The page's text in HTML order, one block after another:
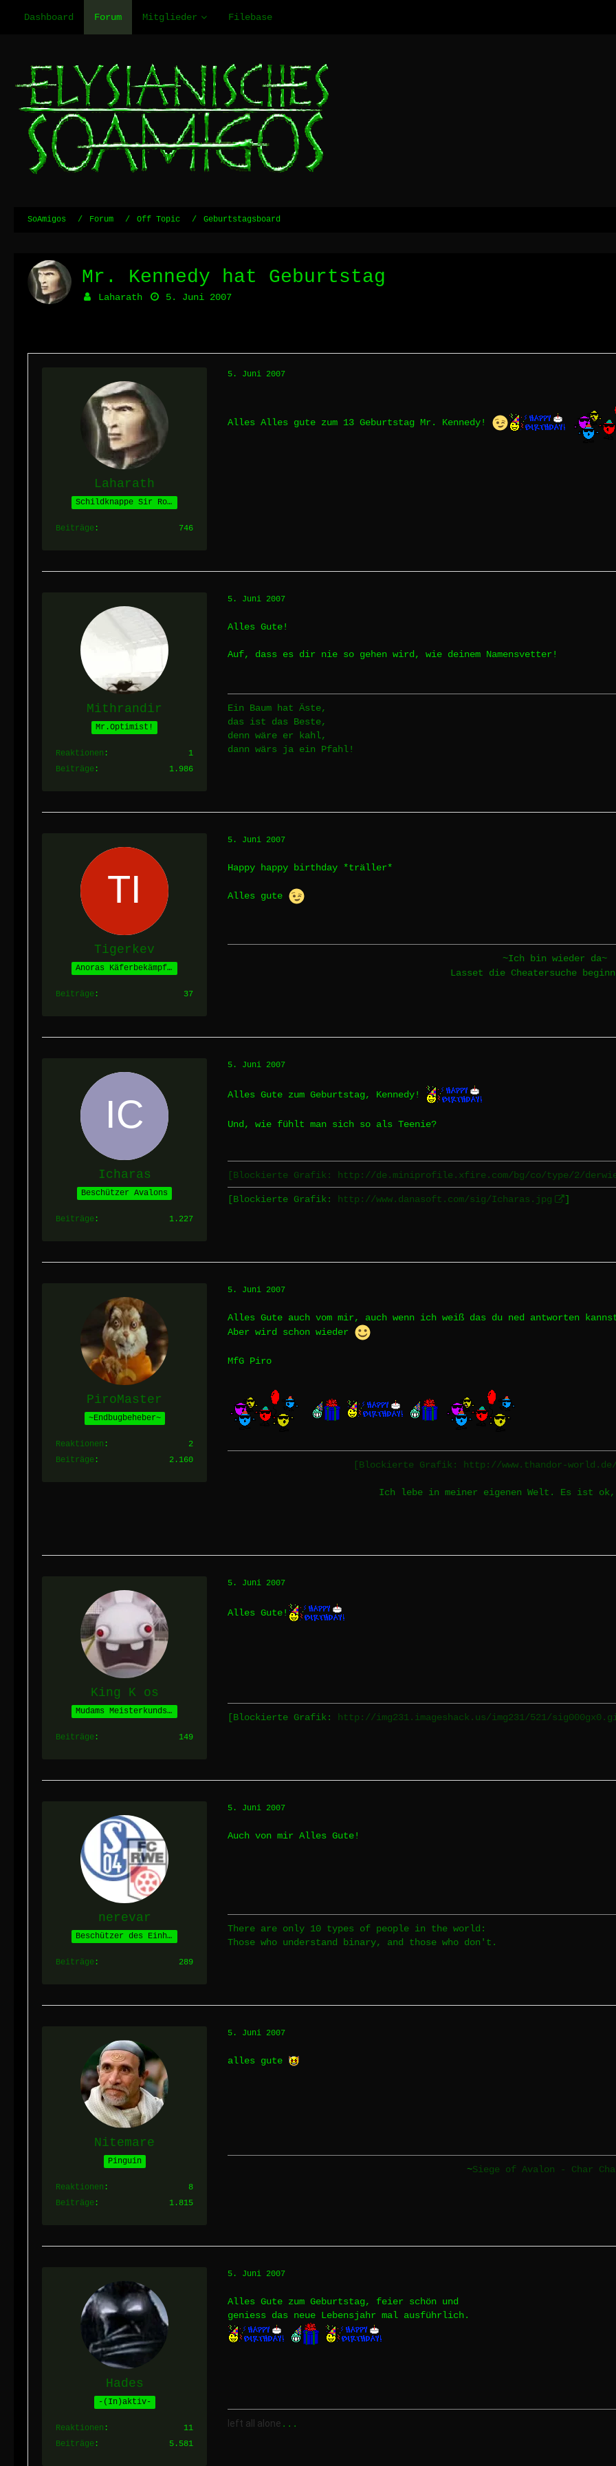
Dashboard Forum Mitglieder Filebase
SoAmigos Forum Off Topic Geburtstagsboard
Mr. Kennedy hat Geburtstag
Laharath 5. Juni 2007
Laharath
Schildknappe Sir Roths
Beiträge 746
5. Juni 2007
Alles Alles gute zum 13 Geburtstag Mr. Kennedy!
Mithrandir
Mr.Optimist!
Reaktionen
1
Beiträge
1.986
5. Juni 2007
Alles Gute!
Auf, dass es dir nie so gehen wird, wie deinem Namensvetter!
Ein Baum hat Äste,
das ist das Beste,
denn wäre er kahl,
dann wärs ja ein Pfahl!
Tigerkev
Anoras Käferbekämpfer
Beiträge 37
5. Juni 2007
Happy happy birthday *träller*
Alles gute
~Ich bin wieder da~
Lasset die Cheatersuche
Icharas
Beschützer Avalons
Beiträge 1.227
5. Juni 2007
Alles Gute zum Geburtstag, Kennedy!
Und, wie fühlt man sich so als Teenie?
[Blockierte Grafik: http://de.miniprofile.xfire.com/bg/co/type/2/
[Blockierte Grafik: http://www.danasoft.com/sig/Icharas.jpg ]
PiroMaster
~Endbugbeheber~
Reaktionen
2
Beiträge
2.160
5. Juni 2007
Alles Gute auch vom mir, auch wenn ich weiß das du ned antworten
Aber wird schon wieder
MfG Piro
[Blockierte Grafik: http://www.thandor-
Ich lebe in meiner eigenen Welt. Es ist ok,
King K os
Mudams Meisterkundschafter
Beiträge 149
5. Juni 2007
Alles Gute!
[Blockierte Grafik: http://img231.imageshack.us/img231/521/
nerevar
Beschützer des Einhorns
Beiträge 289
5. Juni 2007
Auch von mir Alles Gute!
There are only 10 types of people in the world:
Those who understand binary, and those who don't.
Nitemare
Pinguin
Reaktionen
8
Beiträge
1.815
5. Juni 2007
alles gute
~Siege of Avalon - Char
Hades
-(In)aktiv-
Reaktionen
11
Beiträge
5.581
5. Juni 2007
Alles Gute zum Geburtstag, feier schön und
geniess das neue Lebensjahr mal ausführlich.
left all alone ...